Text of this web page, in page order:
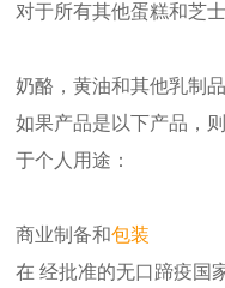
对于所有其他蛋糕和芝
奶酪，黄油和其他乳制
如果产品是以下产品，
于个人用途：
商业制备和包装
在 经批准的无口蹄疫国